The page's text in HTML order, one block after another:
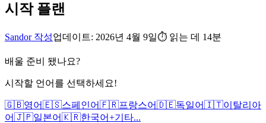
시작 플랜
Sandor 작성업데이트: 2026년 4월 9일⏱ 읽는 데 14분
배울 준비 됐나요?
시작할 언어를 선택하세요!
🇬🇧영어🇪🇸스페인어🇫🇷프랑스어🇩🇪독일어🇮🇹이탈리아
어🇯🇵일본어🇰🇷한국어+기타...